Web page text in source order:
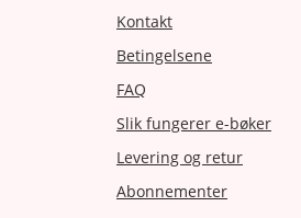
Kontakt
Betingelsene
FAQ
Slik fungerer e-bøker
Levering og retur
Abonnementer